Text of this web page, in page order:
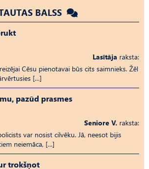
BALSS
Lasītāja raksta:
Cēsu pienotavai būs cits saimnieks. Žēl
[…]
pazūd prasmes
Seniore V. raksta:
var nosist cilvēku. Jā, neesot bijis
neiemāca, […]
trokšņot